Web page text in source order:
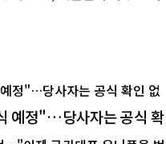
예정"…당사자는 공식 확